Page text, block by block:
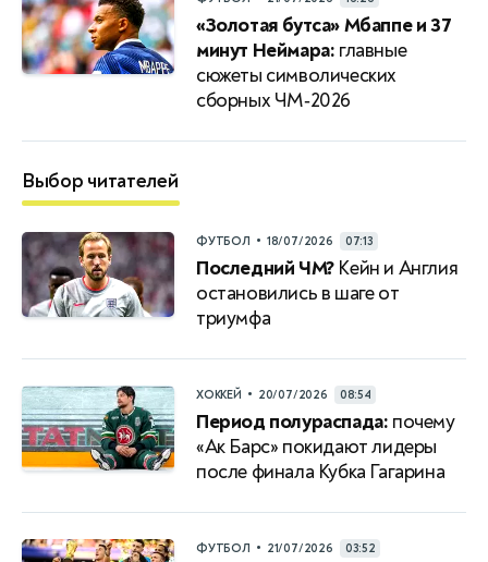
«Золотая бутса» Мбаппе и 37
минут Неймара: главные
сюжеты символических
сборных ЧМ‑2026
Выбор читателей
ФУТБОЛ • 18/07/2026 07:13
Последний ЧМ?Кейн и Англия
остановились в шаге от
триумфа
ХОККЕЙ • 20/07/2026 08:54
Период полураспада: почему
«Ак Барс» покидают лидеры
после финала Кубка Гагарина
ФУТБОЛ • 21/07/2026 03:52